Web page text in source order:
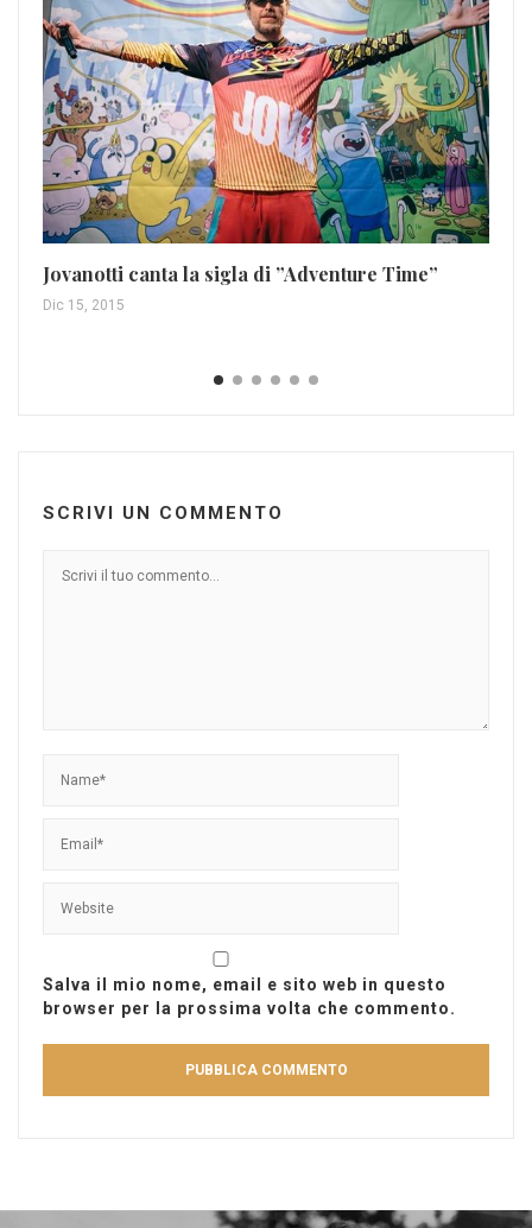
Jovanotti canta la sigla di ”Adventure Time”
Dic 15, 2015
SCRIVI UN COMMENTO
Salva il mio nome, email e sito web in questo
browser per la prossima volta che commento.